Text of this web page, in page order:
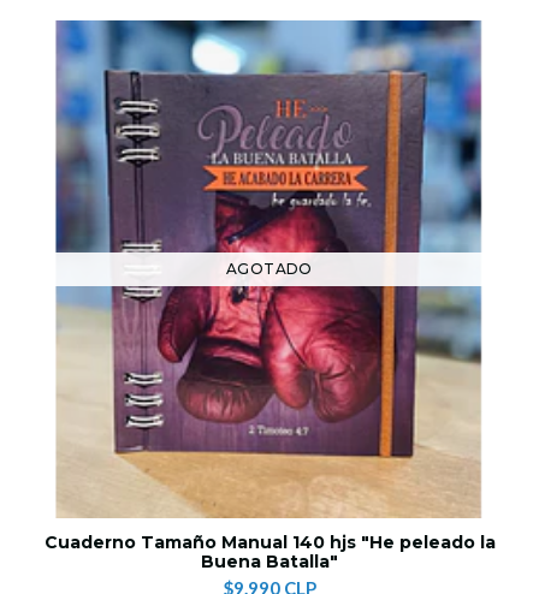
AGOTADO
Cuaderno Tamaño Manual 140 hjs "He peleado la
Buena Batalla"
$9.990 CLP